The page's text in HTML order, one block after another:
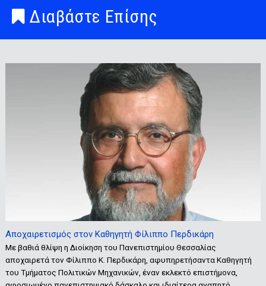
Διαβάστε Επίσης
Αποχαιρετισμός στον Καθηγητή Φίλιππο Περδικάρη
Με βαθιά θλίψη η Διοίκηση του Πανεπιστημίου Θεσσαλίας
αποχαιρετά τον Φίλιππο Κ. Περδικάρη, αφυπηρετήσαντα Καθηγητή
του Τμήματος Πολιτικών Μηχανικών, έναν εκλεκτό επιστήμονα,